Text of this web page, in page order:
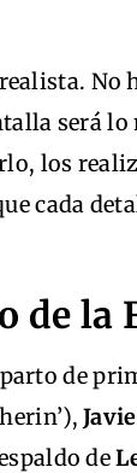
No
será
los
cada
de la
de
de